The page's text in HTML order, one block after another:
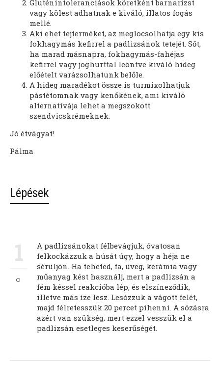
Gluténintoleranciások köretként barnarizst
vagy kölest adhatnak e kiváló, illatos fogás
mellé.
Aki ehet tejterméket, az meglocsolhatja egy kis
fokhagymás kefirrel a padlizsánok tetejét. Sőt,
ha marad másnapra, fokhagymás-fahéjas
kefirrel vagy joghurttal leöntve kiváló hideg
előételt varázsolhatunk belőle.
A hideg maradékot össze is turmixolhatjuk
pástétomnak vagy kenőkének, ami kiváló
alternatívája lehet a megszokott
szendvicskrémeknek.
Jó étvágyat!
Pálma
Lépések
1
A padlizsánokat félbevágjuk, óvatosan
felkockázzuk a húsát úgy, hogy a héja ne
sérüljön. Ha teheted, fa, üveg, kerámia vagy
műanyag kést használj, mert a padlizsán a
fém késsel reakcióba lép, és elszíneződik,
illetve más íze lesz. Lesózzuk a vágott felét,
majd félretesszük 20 percet pihenni. A sózásra
azért van szükség, mert ezzel vesszük el a
padlizsán esetleges keserűségét.